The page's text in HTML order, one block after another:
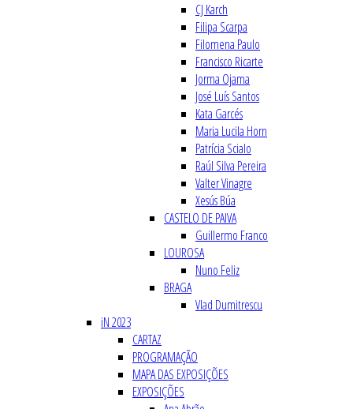
CJ Karch
Filipa Scarpa
Filomena Paulo
Francisco Ricarte
Jorma Ojama
José Luís Santos
Kata Garcés
Maria Lucila Horn
Patrícia Scialo
Raúl Silva Pereira
Valter Vinagre
Xesús Búa
CASTELO DE PAIVA
Guillermo Franco
LOUROSA
Nuno Feliz
BRAGA
Vlad Dumitrescu
iN 2023
CARTAZ
PROGRAMAÇÃO
MAPA DAS EXPOSIÇÕES
EXPOSIÇÕES